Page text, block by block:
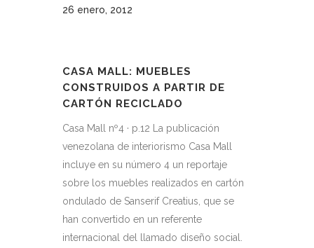
26 enero, 2012
CASA MALL: MUEBLES
CONSTRUIDOS A PARTIR DE
CARTÓN RECICLADO
Casa Mall nº4 · p.12 La publicación
venezolana de interiorismo Casa Mall
incluye en su número 4 un reportaje
sobre los muebles realizados en cartón
ondulado de Sanserif Creatius, que se
han convertido en un referente
internacional del llamado diseño social.